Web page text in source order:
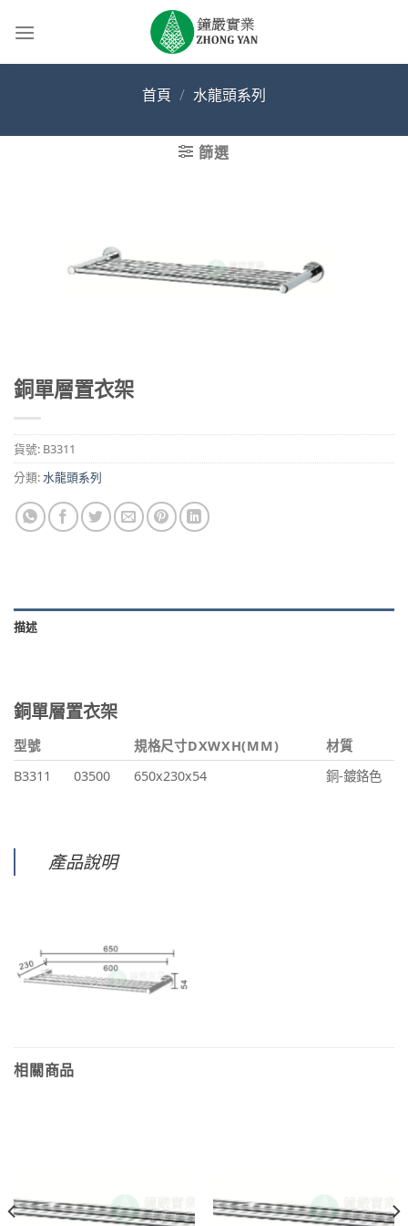
首頁 / 水龍頭系列
篩選
銅單層置衣架
貨號: B3311
分類:水龍頭系列
描述
銅單層置衣架
型號 規格尺寸DXWXH(MM)
材質
B3311
03500 650x230x54 銅-鍍鉻色
產品說明
相關商品